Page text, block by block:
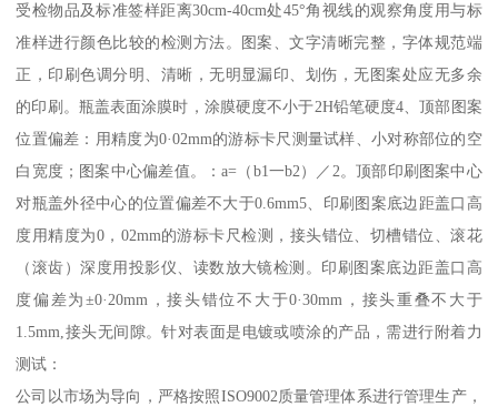
受检物品及标准签样距离30cm-40cm处45°角视线的观察角度用与标
准样进行颜色比较的检测方法。图案、文字清晰完整，字体规范端
正，印刷色调分明、清晰，无明显漏印、划伤，无图案处应无多余
的印刷。瓶盖表面涂膜时，涂膜硬度不小于2H铅笔硬度4、顶部图案
位置偏差：用精度为0·02mm的游标卡尺测量试样、小对称部位的空
白宽度；图案中心偏差值。：a=（b1一b2）／2。顶部印刷图案中心
对瓶盖外径中心的位置偏差不大于0.6mm5、印刷图案底边距盖口高
度用精度为0，02mm的游标卡尺检测，接头错位、切槽错位、滚花
（滚齿）深度用投影仪、读数放大镜检测。印刷图案底边距盖口高
度偏差为±0·20mm，接头错位不大于0·30mm，接头重叠不大于
1.5mm,接头无间隙。针对表面是电镀或喷涂的产品，需进行附着力
测试：
公司以市场为导向，严格按照ISO9002质量管理体系进行管理生产，